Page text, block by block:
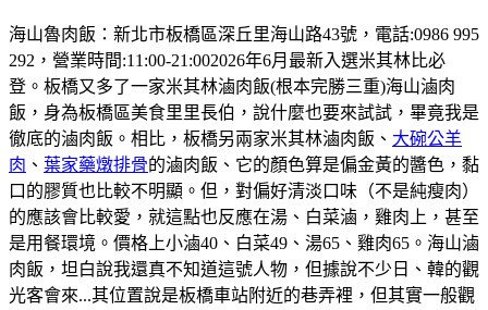
海山魯肉飯：新北市板橋區深丘里海山路43號，電話:0986 995
292，營業時間:11:00-21:002026年6月最新入選米其林比必
登。板橋又多了一家米其林滷肉飯(根本完勝三重)海山滷肉
飯，身為板橋區美食里里長伯，說什麼也要來試試，畢竟我是
徹底的滷肉飯。相比，板橋另兩家米其林滷肉飯、 大碗公羊
肉 、 葉家藥燉排骨的滷肉飯、它的顏色算是偏金黃的醬色，黏
口的膠質也比較不明顯。但，對偏好清淡口味（不是純瘦肉）
的應該會比較愛，就這點也反應在湯、白菜滷，雞肉上，甚至
是用餐環境。價格上小滷40、白菜49、湯65、雞肉65。海山滷
肉飯，坦白說我還真不知道這號人物，但據說不少日、韓的觀
光客會來...其位置說是板橋車站附近的巷弄裡，但其實一般觀